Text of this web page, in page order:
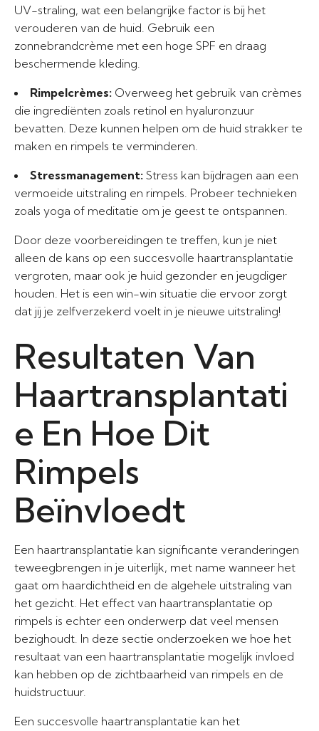
UV-straling, wat een belangrijke factor is bij het
verouderen van de huid. Gebruik een
zonnebrandcrème met een hoge SPF en draag
beschermende kleding.
Rimpelcrèmes: Overweeg het gebruik van crèmes
die ingrediënten zoals retinol en hyaluronzuur
bevatten. Deze kunnen helpen om de huid strakker te
maken en rimpels te verminderen.
Stressmanagement: Stress kan bijdragen aan een
vermoeide uitstraling en rimpels. Probeer technieken
zoals yoga of meditatie om je geest te ontspannen.
Door deze voorbereidingen te treffen, kun je niet
alleen de kans op een succesvolle haartransplantatie
vergroten, maar ook je huid gezonder en jeugdiger
houden. Het is een win-win situatie die ervoor zorgt
dat jij je zelfverzekerd voelt in je nieuwe uitstraling!
Resultaten Van
Haartransplantati
e En Hoe Dit
Rimpels
Beïnvloedt
Een haartransplantatie kan significante veranderingen
teweegbrengen in je uiterlijk, met name wanneer het
gaat om haardichtheid en de algehele uitstraling van
het gezicht. Het effect van haartransplantatie op
rimpels is echter een onderwerp dat veel mensen
bezighoudt. In deze sectie onderzoeken we hoe het
resultaat van een haartransplantatie mogelijk invloed
kan hebben op de zichtbaarheid van rimpels en de
huidstructuur.
Een succesvolle haartransplantatie kan het